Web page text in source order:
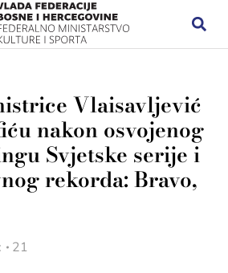
Vlaisavljević
nakon osvojenog
Svjetske serije i
rekorda: Bravo,
21